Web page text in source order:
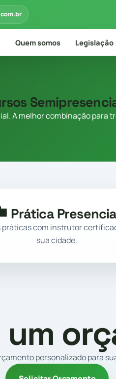
Quem somos Legislação
A melhor combinação para
Prática
práticas com instrutor
sua cidade.
personalizado para